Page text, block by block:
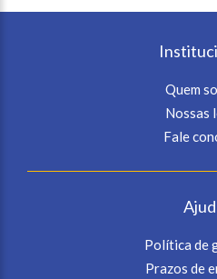
Quem
Nossas
Fale
Política de
Prazos de